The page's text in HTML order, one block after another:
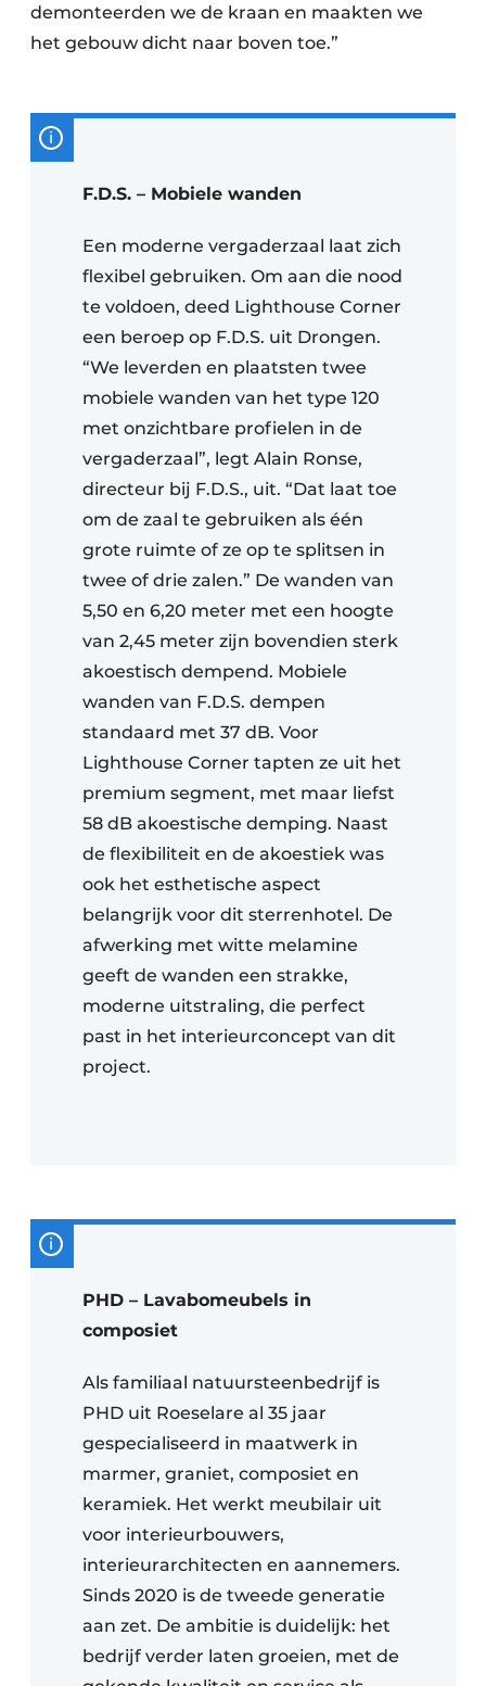
demonteerden we de kraan en maakten we
het gebouw dicht naar boven toe.”
F.D.S. – Mobiele wanden
Een moderne vergaderzaal laat zich
flexibel gebruiken. Om aan die nood
te voldoen, deed Lighthouse Corner
een beroep op F.D.S. uit Drongen.
“We leverden en plaatsten twee
mobiele wanden van het type 120
met onzichtbare profielen in de
vergaderzaal”, legt Alain Ronse,
directeur bij F.D.S., uit. “Dat laat toe
om de zaal te gebruiken als één
grote ruimte of ze op te splitsen in
twee of drie zalen.” De wanden van
5,50 en 6,20 meter met een hoogte
van 2,45 meter zijn bovendien sterk
akoestisch dempend. Mobiele
wanden van F.D.S. dempen
standaard met 37 dB. Voor
Lighthouse Corner tapten ze uit het
premium segment, met maar liefst
58 dB akoestische demping. Naast
de flexibiliteit en de akoestiek was
ook het esthetische aspect
belangrijk voor dit sterrenhotel. De
afwerking met witte melamine
geeft de wanden een strakke,
moderne uitstraling, die perfect
past in het interieurconcept van dit
project.
PHD – Lavabomeubels in
composiet
Als familiaal natuursteenbedrijf is
PHD uit Roeselare al 35 jaar
gespecialiseerd in maatwerk in
marmer, graniet, composiet en
keramiek. Het werkt meubilair uit
voor interieurbouwers,
interieurarchitecten en aannemers.
Sinds 2020 is de tweede generatie
aan zet. De ambitie is duidelijk: het
bedrijf verder laten groeien, met de